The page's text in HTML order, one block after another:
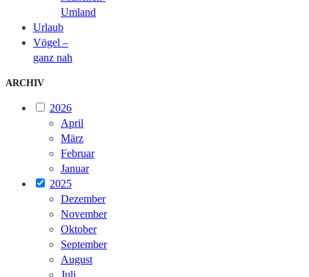
Umland
Urlaub
Vögel –
ganz nah
ARCHIV
2026
April
März
Februar
Januar
2025
Dezember
November
Oktober
September
August